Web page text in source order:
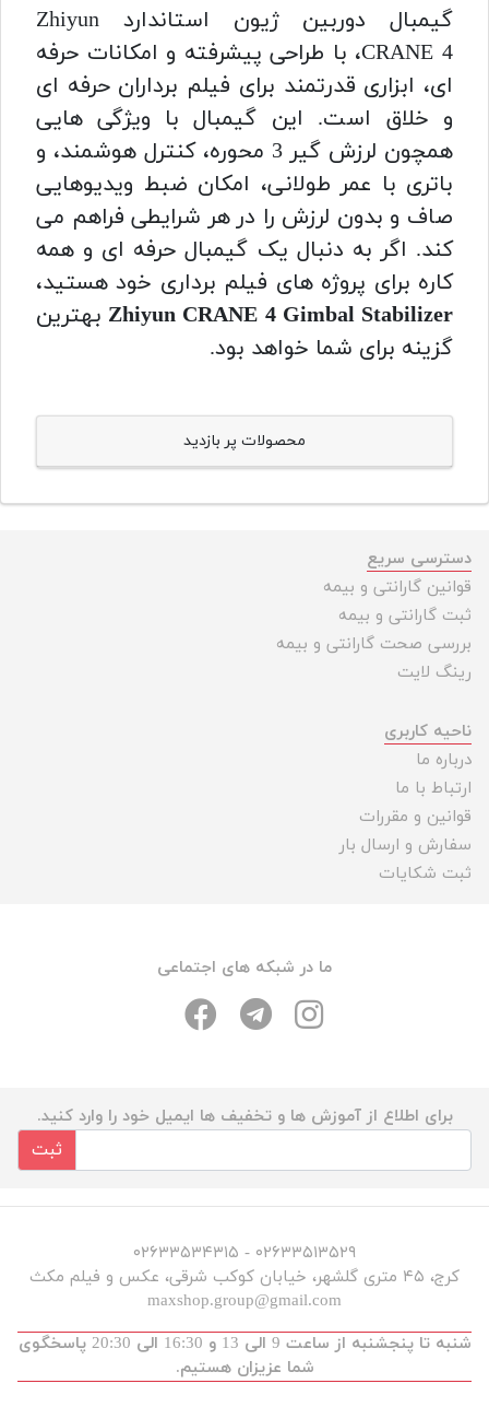
گیمبال دوربین ژیون استاندارد Zhiyun
CRANE 4، با طراحی پیشرفته و امکانات حرفه
ای، ابزاری قدرتمند برای فیلم برداران حرفه ای
و خلاق است. این گیمبال با ویژگی هایی
همچون لرزش گیر 3 محوره، کنترل هوشمند، و
باتری با عمر طولانی، امکان ضبط ویدیوهایی
صاف و بدون لرزش را در هر شرایطی فراهم می
کند. اگر به دنبال یک گیمبال حرفه ای و همه
کاره برای پروژه های فیلم برداری خود هستید،
Zhiyun CRANE 4 Gimbal Stabilizer بهترین
گزینه برای شما خواهد بود.
محصولات پر بازدید
دسترسی سریع
قوانین گارانتی و بیمه
ثبت گارانتی و بیمه
بررسی صحت گارانتی و بیمه
رینگ لایت
ناحیه کاربری
درباره ما
ارتباط با ما
قوانین و مقررات
سفارش و ارسال بار
ثبت شکایات
ما در شبکه های اجتماعی
برای اطلاع از آموزش ها و تخفیف ها ایمیل خود را وارد کنید.
ثبت
۰۲۶۳۳۵۱۳۵۲۹ - ۰۲۶۳۳۵۳۴۳۱۵
کرج، ۴۵ متری گلشهر، خیابان کوکب شرقی، عکس و فیلم مکث
maxshop.group@gmail.com
شنبه تا پنجشنبه از ساعت 9 الی 13 و 16:30 الی 20:30 پاسخگوی
شما عزیزان هستیم.